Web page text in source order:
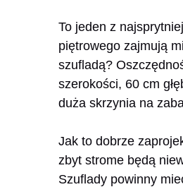
To jeden z
piętrowego zajmują
szufladą?
szerokości, 60 cm
duża skrzynia na
Jak to dobrze
zbyt strome będą
Szuflady powinny